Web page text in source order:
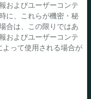
およびユーザーコンテ
に、これらが機密・秘
合は、この限りではあ
およびユーザーコンテ
って使用される場合が